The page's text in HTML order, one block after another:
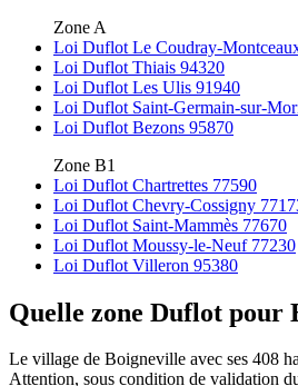
Zone A
Loi Duflot Le Coudray-
Loi Duflot Thiais 94320
Loi Duflot Les Ulis 91940
Loi Duflot Saint-Germain-sur-
Loi Duflot Bezons 95870
Zone B1
Loi Duflot Chartrettes 77590
Loi Duflot Chevry-Cossigny
Loi Duflot Saint-Mammès 77670
Loi Duflot Moussy-le-Neuf 77230
Loi Duflot Villeron 95380
Quelle zone Duflot pour
Le village de Boigneville avec ses 408
Attention, sous condition de validation